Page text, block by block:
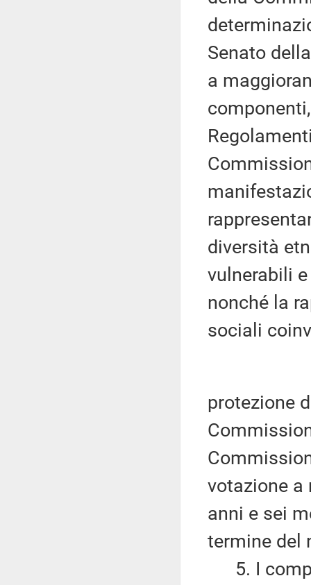
Senato
a
diversità
vulnerabili
nonché la
sociali
protezione
votazione a
anni e sei
termine del
5. I